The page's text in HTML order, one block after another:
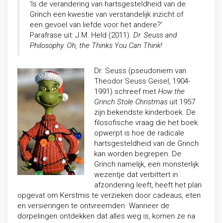
‘Is de verandering van hartsgesteldheid van de
Grinch een kwestie van verstandelijk inzicht of
een gevoel van liefde voor het andere?’
Parafrase uit: J.M. Held (2011). Dr. Seuss and
Philosophy. Oh, the Thinks You Can Think!
Dr. Seuss (pseudoniem van
Theodor Seuss Geisel, 1904-
1991) schreef met How the
Grinch Stole Christmas uit 1957
zijn bekendste kinderboek. De
filosofische vraag die het boek
opwerpt is hoe de radicale
hartsgesteldheid van de Grinch
kan worden begrepen. De
Grinch namelijk, een monsterlijk
wezentje dat verbittert in
afzondering leeft, heeft het plan
opgevat om Kerstmis te verzieken door cadeaus, eten
en versieringen te ontvreemden. Wanneer de
dorpelingen ontdekken dat alles weg is, komen ze na